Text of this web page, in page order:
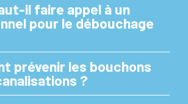
il faire appel à un
pour le débouchage
prévenir les bouchons
?